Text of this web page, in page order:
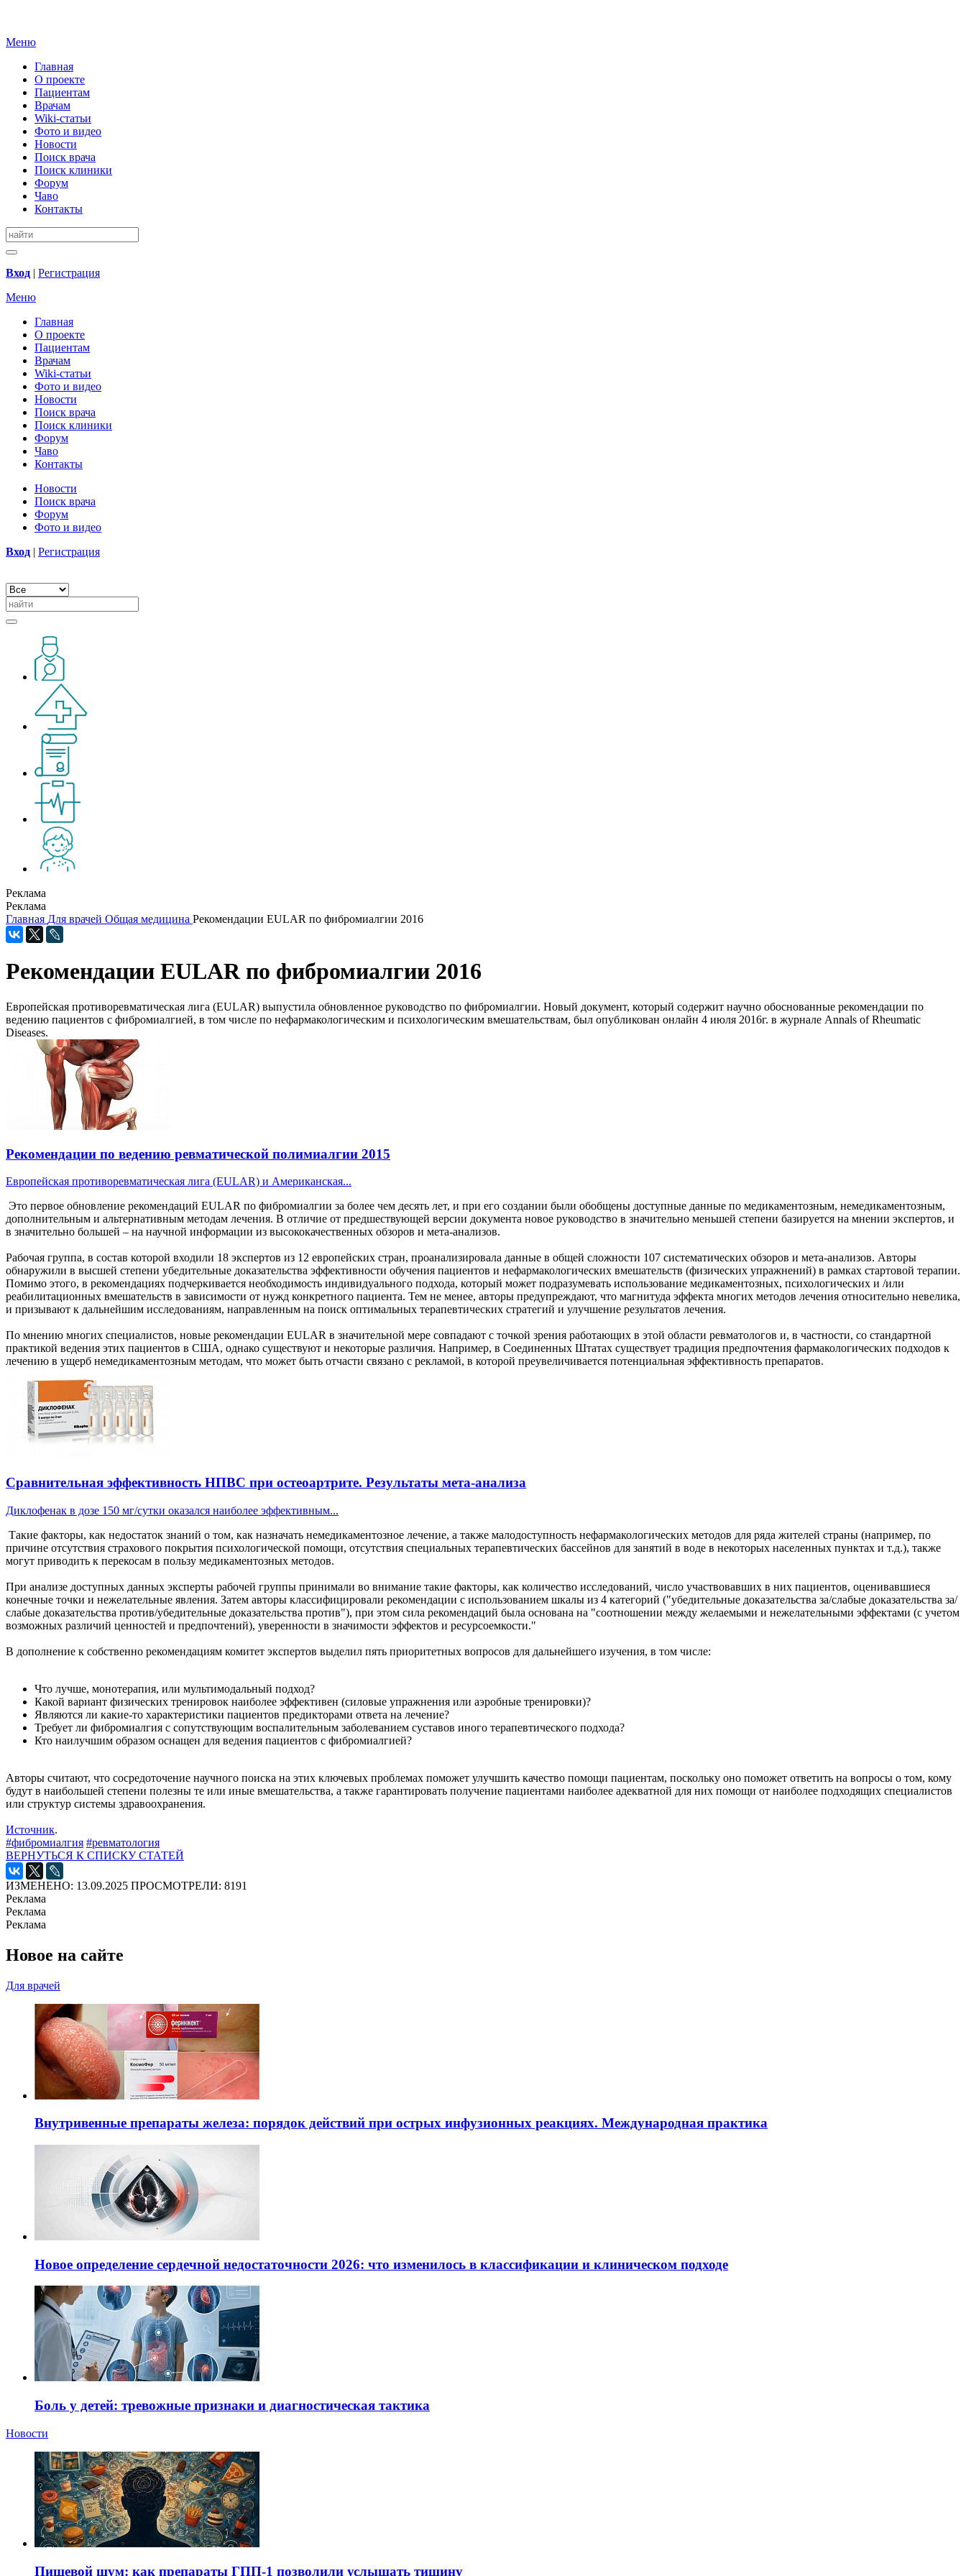
Меню
Главная
О проекте
Пациентам
Врачам
Wiki-статьи
Фото и видео
Новости
Поиск врача
Поиск клиники
Форум
Чаво
Контакты
Вход | Регистрация
Меню
Главная
О проекте
Пациентам
Врачам
Wiki-статьи
Фото и видео
Новости
Поиск врача
Поиск клиники
Форум
Чаво
Контакты
Новости
Поиск врача
Форум
Фото и видео
Вход | Регистрация
Реклама
Реклама
Главная Для врачей Общая медицина Рекомендации EULAR по фибромиалгии 2016
Рекомендации EULAR по фибромиалгии 2016
Европейская противоревматическая лига (EULAR) выпустила обновленное руководство по фибромиалгии. Новый документ, который содержит научно обоснованные рекомендации по
ведению пациентов с фибромиалгией, в том числе по нефармакологическим и психологическим вмешательствам, был опубликован онлайн 4 июля 2016г. в журнале Annals of Rheumatic
Diseases.
Рекомендации по ведению ревматической полимиалгии 2015
Европейская противоревматическая лига (EULAR) и Американская...
Это первое обновление рекомендаций EULAR по фибромиалгии за более чем десять лет, и при его создании были обобщены доступные данные по медикаментозным, немедикаментозным,
дополнительным и альтернативным методам лечения. В отличие от предшествующей версии документа новое руководство в значительно меньшей степени базируется на мнении экспертов, и
в значительно большей – на научной информации из высококачественных обзоров и мета-анализов.
Рабочая группа, в состав которой входили 18 экспертов из 12 европейских стран, проанализировала данные в общей сложности 107 систематических обзоров и мета-анализов. Авторы
обнаружили в высшей степени убедительные доказательства эффективности обучения пациентов и нефармакологических вмешательств (физических упражнений) в рамках стартовой терапии.
Помимо этого, в рекомендациях подчеркивается необходимость индивидуального подхода, который может подразумевать использование медикаментозных, психологических и /или
реабилитационных вмешательств в зависимости от нужд конкретного пациента. Тем не менее, авторы предупреждают, что магнитуда эффекта многих методов лечения относительно невелика,
и призывают к дальнейшим исследованиям, направленным на поиск оптимальных терапевтических стратегий и улучшение результатов лечения.
По мнению многих специалистов, новые рекомендации EULAR в значительной мере совпадают с точкой зрения работающих в этой области ревматологов и, в частности, со стандартной
практикой ведения этих пациентов в США, однако существуют и некоторые различия. Например, в Соединенных Штатах существует традиция предпочтения фармакологических подходов к
лечению в ущерб немедикаментозным методам, что может быть отчасти связано с рекламой, в которой преувеличивается потенциальная эффективность препаратов.
Сравнительная эффективность НПВС при остеоартрите. Результаты мета-анализа
Диклофенак в дозе 150 мг/сутки оказался наиболее эффективным...
Такие факторы, как недостаток знаний о том, как назначать немедикаментозное лечение, а также малодоступность нефармакологических методов для ряда жителей страны (например, по
причине отсутствия страхового покрытия психологической помощи, отсутствия специальных терапевтических бассейнов для занятий в воде в некоторых населенных пунктах и т.д.), также
могут приводить к перекосам в пользу медикаментозных методов.
При анализе доступных данных эксперты рабочей группы принимали во внимание такие факторы, как количество исследований, число участвовавших в них пациентов, оценивавшиеся
конечные точки и нежелательные явления. Затем авторы классифицировали рекомендации с использованием шкалы из 4 категорий ("убедительные доказательства за/слабые доказательства за/
слабые доказательства против/убедительные доказательства против"), при этом сила рекомендаций была основана на "соотношении между желаемыми и нежелательными эффектами (с учетом
возможных различий ценностей и предпочтений), уверенности в значимости эффектов и ресурсоемкости."
В дополнение к собственно рекомендациям комитет экспертов выделил пять приоритетных вопросов для дальнейшего изучения, в том числе:
Что лучше, монотерапия, или мультимодальный подход?
Какой вариант физических тренировок наиболее эффективен (силовые упражнения или аэробные тренировки)?
Являются ли какие-то характеристики пациентов предикторами ответа на лечение?
Требует ли фибромиалгия с сопутствующим воспалительным заболеванием суставов иного терапевтического подхода?
Кто наилучшим образом оснащен для ведения пациентов с фибромиалгией?
Авторы считают, что сосредоточение научного поиска на этих ключевых проблемах поможет улучшить качество помощи пациентам, поскольку оно поможет ответить на вопросы о том, кому
будут в наибольшей степени полезны те или иные вмешательства, а также гарантировать получение пациентами наиболее адекватной для них помощи от наиболее подходящих специалистов
или структур системы здравоохранения.
Источник.
#фибромиалгия #ревматология
ВЕРНУТЬСЯ К СПИСКУ СТАТЕЙ
ИЗМЕНЕНО: 13.09.2025 ПРОСМОТРЕЛИ: 8191
Реклама
Реклама
Реклама
Новое на сайте
Для врачей
Внутривенные препараты железа: порядок действий при острых инфузионных реакциях. Международная практика
Новое определение сердечной недостаточности 2026: что изменилось в классификации и клиническом подходе
Боль у детей: тревожные признаки и диагностическая тактика
Новости
Пищевой шум: как препараты ГПП-1 позволили услышать тишину